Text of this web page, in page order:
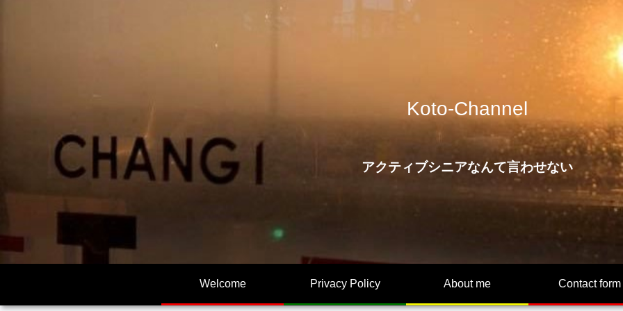
Koto-Channel
アクティブシニアなんて言わせない
Welcome Privacy Policy About me Contact form